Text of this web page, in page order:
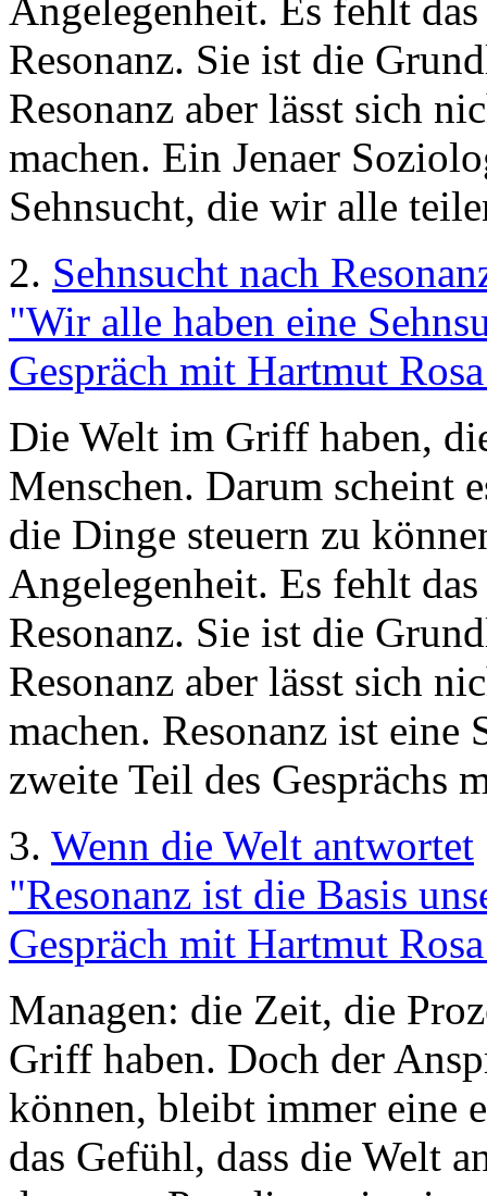
Angelegenheit. Es fehlt
Resonanz. Sie ist die
Resonanz aber lässt sich
machen. Ein Jenaer
Sehnsucht, die wir alle
2. Sehnsucht nach
"Wir alle haben eine
Gespräch mit Hartmut
Die Welt im Griff haben,
Menschen. Darum scheint
die Dinge steuern zu
Angelegenheit. Es fehlt
Resonanz. Sie ist die
Resonanz aber lässt sich
machen. Resonanz ist
zweite Teil des Gesprächs
3. Wenn die Welt antwortet
"Resonanz ist die Basis
Gespräch mit Hartmut
Managen: die Zeit, die
Griff haben. Doch der
können, bleibt immer eine
das Gefühl, dass die Welt